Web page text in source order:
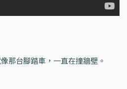
那台腳踏車，一直在撞牆壁。